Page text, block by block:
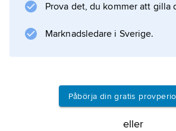
fritidsartiklar. Stora
är bl.a. Ellos AB (grundat 1947),
AB (1918) och H & M Rowells AB
Information om artikeln
Prova det, du kommer att gilla
Marknadsledare i Sverige.
Påbörja din gratis
eller